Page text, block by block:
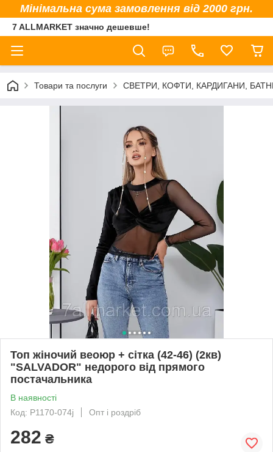
Мінімальна сума замовлення від 2000 грн.
7 ALLMARKET значно дешевше!
Товари та послуги СВЕТРИ, КОФТИ, КАРДИГАНИ,
Топ жіночий веоюр + сітка (42-46) (2кв)
"SALVADOR" недорого від прямого
постачальника
В наявності
Код: P1170-074j
Опт і роздріб
282 ₴